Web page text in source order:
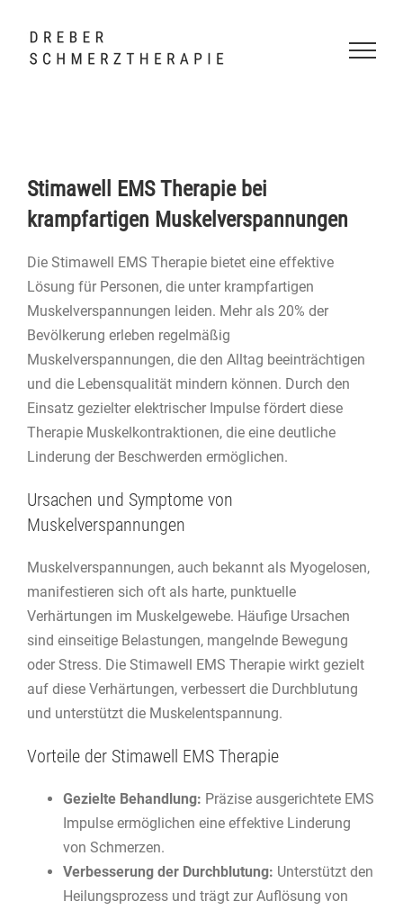
content
Stimawell EMS Therapie bei
krampfartigen Muskelverspannungen
Die Stimawell EMS Therapie bietet eine effektive
Lösung für Personen, die unter krampfartigen
Muskelverspannungen leiden. Mehr als 20% der
Bevölkerung erleben regelmäßig
Muskelverspannungen, die den Alltag beeinträchtigen
und die Lebensqualität mindern können. Durch den
Einsatz gezielter elektrischer Impulse fördert diese
Therapie Muskelkontraktionen, die eine deutliche
Linderung der Beschwerden ermöglichen.
Ursachen und Symptome von
Muskelverspannungen
Muskelverspannungen, auch bekannt als Myogelosen,
manifestieren sich oft als harte, punktuelle
Verhärtungen im Muskelgewebe. Häufige Ursachen
sind einseitige Belastungen, mangelnde Bewegung
oder Stress. Die Stimawell EMS Therapie wirkt gezielt
auf diese Verhärtungen, verbessert die Durchblutung
und unterstützt die Muskelentspannung.
Vorteile der Stimawell EMS Therapie
Gezielte Behandlung: Präzise ausgerichtete EMS
Impulse ermöglichen eine effektive Linderung
von Schmerzen.
Verbesserung der Durchblutung: Unterstützt den
Heilungsprozess und trägt zur Auflösung von